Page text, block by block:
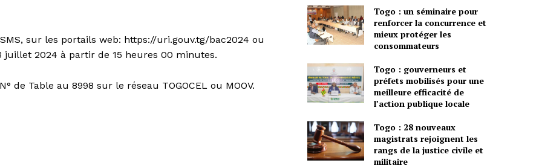
sur les portails web: https://uri.gouv.tg/bac2024 ou
juillet 2024 à partir de 15 heures 00 minutes.
de Table au 8998 sur le réseau TOGOCEL ou MOOV.
Togo : un séminaire pour
renforcer la concurrence et
mieux protéger les
consommateurs
Togo : gouverneurs et
préfets mobilisés pour une
meilleure efficacité de
l’action publique locale
Togo : 28 nouveaux
magistrats rejoignent les
rangs de la justice civile et
militaire